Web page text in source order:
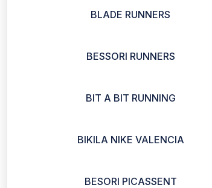
BLADE RUNNERS
BESSORI RUNNERS
BIT A BIT RUNNING
BIKILA NIKE VALENCIA
BESORI PICASSENT